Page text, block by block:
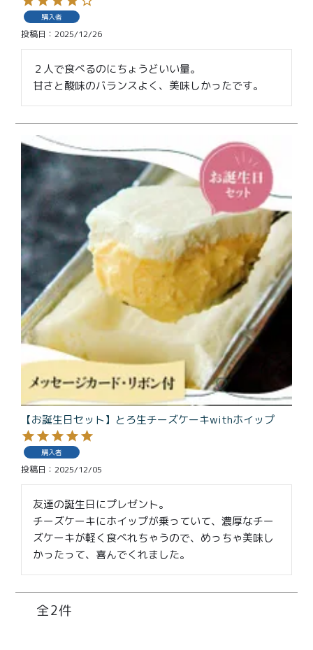
価格別
¥2,000〜¥3,999
¥6,000〜
〜¥1,999
¥4,000〜¥5,999
TOP
読みもの
会社概要
お問い合わせ
商品
メンバー特典
ご利用ガイド
プライバシーポリシー
特定商取引法に基づく表記
購入者
投稿日 2025/12/26
２人で食べるのにちょうどいい量。
甘さと酸味のバランスよく、美味しかったです。
【お誕生日セット】とろ生チーズケーキwithホイップ
購入者
投稿日 2025/12/05
友達の誕生日にプレゼント。
チーズケーキにホイップが乗っていて、濃厚なチー
ズケーキが軽く食べれちゃうので、めっちゃ美味し
かったって、喜んでくれました。
2